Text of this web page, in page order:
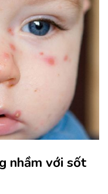
nhầm với sốt